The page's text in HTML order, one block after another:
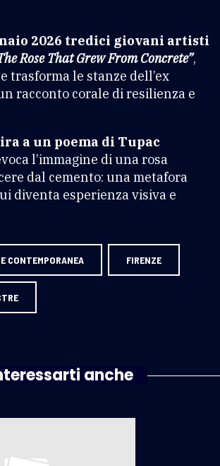
2026 tredici giovani artisti
Rose That Grew From Concrete”,
trasforma le stanze dell’ex
racconto corale di resilienza e
a un poema di Tupac
l’immagine di una rosa
dal cemento: una metafora
diventa esperienza visiva e
CONTEMPORANEA FIRENZE
anche